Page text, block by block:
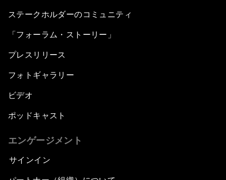
ステークホルダーのコミュニティ
「フォーラム・ストーリー」
プレスリリース
フォトギャラリー
ビデオ
ポッドキャスト
エンゲージメント
サインイン